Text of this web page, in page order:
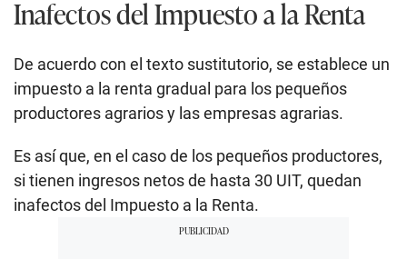
Inafectos del Impuesto a la Renta
De acuerdo con el texto sustitutorio, se establece un
impuesto a la renta gradual para los pequeños
productores agrarios y las empresas agrarias.
Es así que, en el caso de los pequeños productores,
si tienen ingresos netos de hasta 30 UIT, quedan
inafectos del Impuesto a la Renta.